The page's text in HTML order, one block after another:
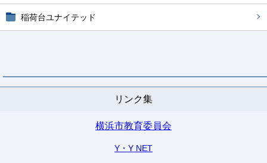
稲荷台ユナイテッド
リンク集
横浜市教育委員会
Y・Y NET